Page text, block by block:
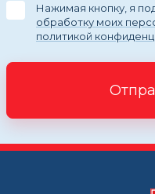
Нажимая кнопку, я
обработку моих
политикой